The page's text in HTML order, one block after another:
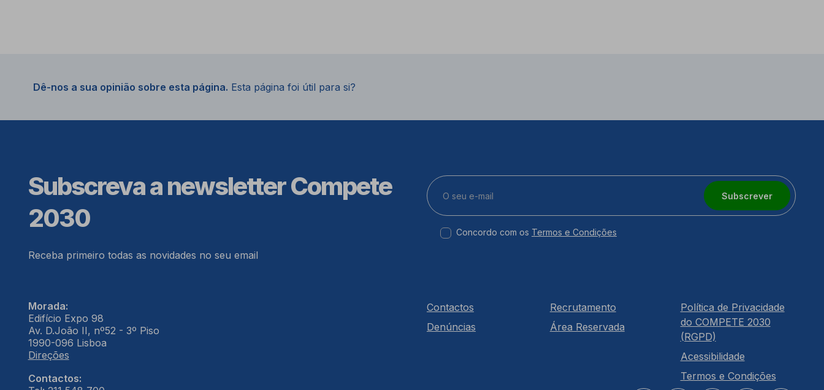
Dê-nos a sua opinião sobre esta página. Esta página foi útil para si?
Subscreva a newsletter Compete
2030
Receba primeiro todas as novidades no seu email
Subscrever
Concordo com os Termos e Condições
Morada:
Edifício Expo 98
Av. D.João II, nº52 - 3º Piso
1990-096 Lisboa
Direções
Contactos:
Contactos
Denúncias
Recrutamento
Área Reservada
Política de Privacidade
do COMPETE 2030
(RGPD)
Acessibilidade
Termos e Condições